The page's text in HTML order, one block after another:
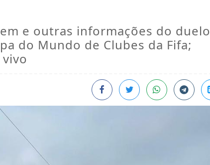
e outras informações do duelo
do Mundo de Clubes da Fifa;